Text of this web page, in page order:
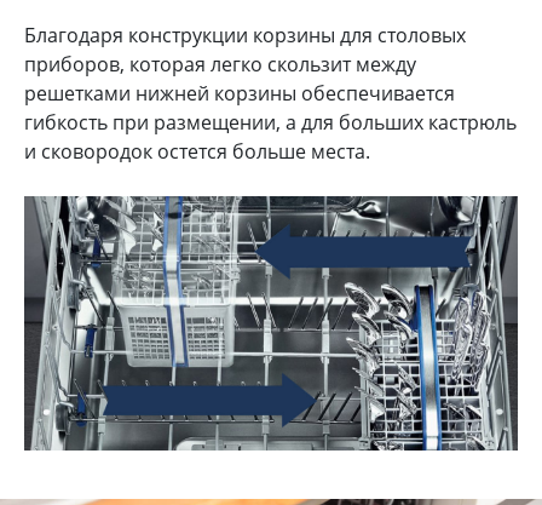
Благодаря конструкции корзины для столовых
приборов, которая легко скользит между
решетками нижней корзины обеспечивается
гибкость при размещении, а для больших кастрюль
и сковородок остется больше места.